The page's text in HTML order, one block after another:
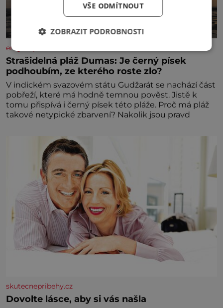
enigmaplus.cz
Strašidelná pláž Dumas: Je černý písek
podhoubím, ze kterého roste zlo?
V indickém svazovém státu Gudžarát se nachází část
pobřeží, které má hodně temnou pověst. Jistě k
tomu přispívá i černý písek této pláže. Proč má pláž
takové netypické zbarvení? Nakolik jsou pravd
skutecnepribehy.cz
Dovolte lásce, aby si vás našla
VŠE ODMÍTNOUT
ZOBRAZIT PODROBNOSTI